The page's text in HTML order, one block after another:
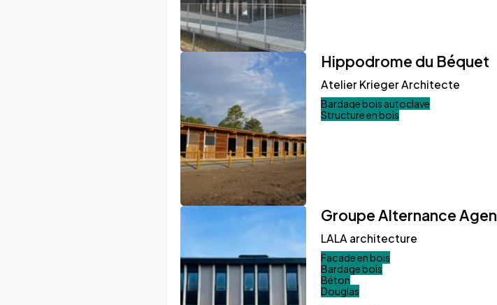
Hippodrome du Béquet
Atelier Krieger Architecte
Bardage bois autoclave
Structure en bois
Groupe Alternance Agen
LALA architecture
Façade en bois
Bardage bois
Béton
Douglas